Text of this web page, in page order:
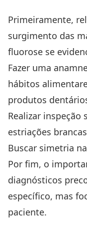
Primeiramente,
surgimento das
fluorose se
Fazer uma
hábitos
produtos
Realizar inspeção
estriações
Buscar simetria
Por fim, o
diagnósticos
específico, mas
paciente.